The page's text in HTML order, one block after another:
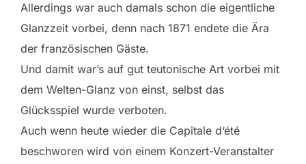
Allerdings war auch damals schon die eigentliche
Glanzzeit vorbei, denn nach 1871 endete die Ära
der französischen Gäste.
Und damit war’s auf gut teutonische Art vorbei mit
dem Welten-Glanz von einst, selbst das
Glücksspiel wurde verboten.
Auch wenn heute wieder die Capitale d‘été
beschworen wird von einem Konzert-Veranstalter